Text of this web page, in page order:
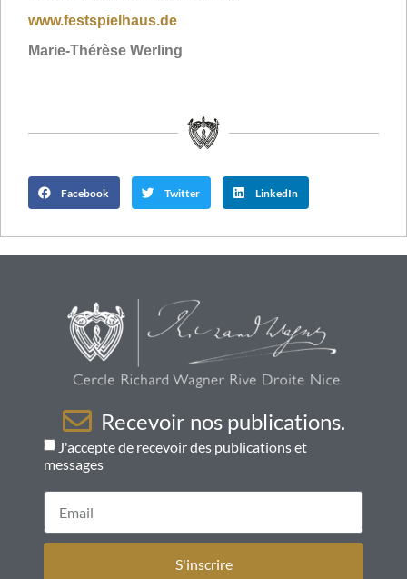
www.festspielhaus.de
Marie-Thérèse Werling
Facebook Twitter LinkedIn
Recevoir nos publications.
J'accepte de recevoir des publications et
messages
S'inscrire